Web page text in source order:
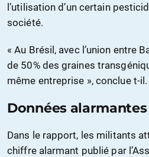
l’utilisation d’un certain
société.
« Au Brésil, avec l’union entre
de 50% des graines
même entreprise », conclue t-il.
Données alarmantes
Dans le rapport, les militants
chiffre alarmant publié par